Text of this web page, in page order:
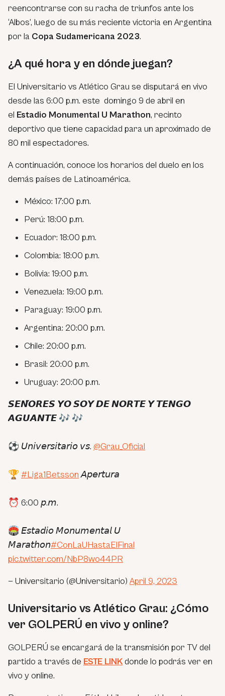
reencontrarse con su racha de triunfos ante los
‘Albos’, luego de su más reciente victoria en Argentina
por la Copa Sudamericana 2023.
¿A qué hora y en dónde juegan?
El Universitario vs Atlético Grau se disputará en vivo
desde las 6:00 p.m. este domingo 9 de abril en
el Estadio Monumental U Marathon, recinto
deportivo que tiene capacidad para un aproximado de
80 mil espectadores.
A continuación, conoce los horarios del duelo en los
demás países de Latinoamérica.
México: 17:00 p.m.
Perú: 18:00 p.m.
Ecuador: 18:00 p.m.
Colombia: 18:00 p.m.
Bolivia: 19:00 p.m.
Venezuela: 19:00 p.m.
Paraguay: 19:00 p.m.
Argentina: 20:00 p.m.
Chile: 20:00 p.m.
Brasil: 20:00 p.m.
Uruguay: 20:00 p.m.
𝙎𝙀𝙉̃𝙊𝙍𝙀𝙎 𝙔𝙊 𝙎𝙊𝙔 𝘿𝙀 𝙉𝙊𝙍𝙏𝙀 𝙔 𝙏𝙀𝙉𝙂𝙊
𝘼𝙂𝙐𝘼𝙉𝙏𝙀 🎶 🎶
⚽️ 𝘜𝘯𝘪𝘷𝘦𝘳𝘴𝘪𝘵𝘢𝘳𝘪𝘰 𝘷𝘴. @Grau_Oficial
🏆 #Liga1Betsson𝘈𝘱𝘦𝘳𝘵𝘶𝘳𝘢
⏰ 6:00 𝘱.𝘮.
🏟 𝘌𝘴𝘵𝘢𝘥𝘪𝘰 𝘔𝘰𝘯𝘶𝘮𝘦𝘯𝘵𝘢𝘭 𝘜
𝘔𝘢𝘳𝘢𝘵𝘩𝘰𝘯#ConLaUHastaElFinal
pic.twitter.com/NbP8wo44PR
— Universitario (@Universitario) April 9, 2023
Universitario vs Atlético Grau: ¿Cómo
ver GOLPERÚ en vivo y online?
GOLPERÚ se encargará de la transmisión por TV del
partido a través de ESTE LINKdonde lo podrás ver en
vivo y online.